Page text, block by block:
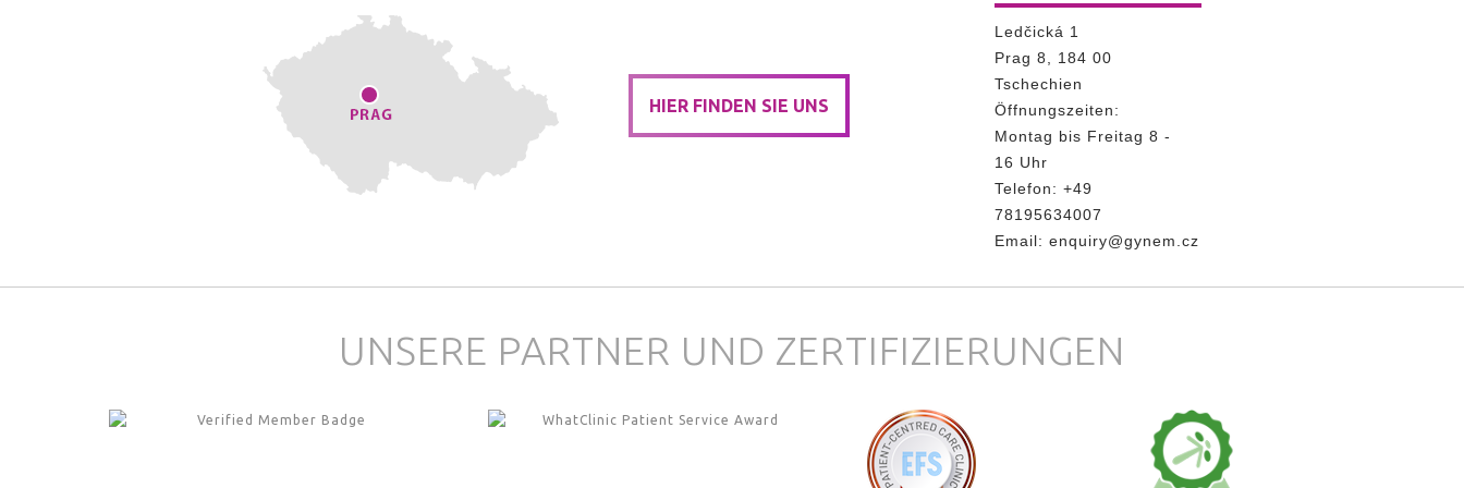
HIER FINDEN SIE UNS
Ledčická 1
Prag 8, 184 00
Tschechien
Öffnungszeiten:
Montag bis Freitag 8 -
16 Uhr
Telefon: +49
78195634007
Email: enquiry@gynem.cz
UNSERE PARTNER UND ZERTIFIZIERUNGEN